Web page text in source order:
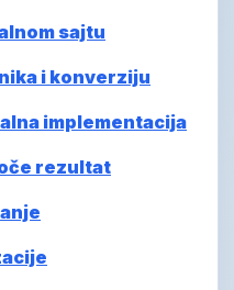
sajtu
i konverziju
implementacija
rezultat